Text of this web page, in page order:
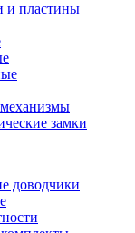
и пластины
замки
доводчики